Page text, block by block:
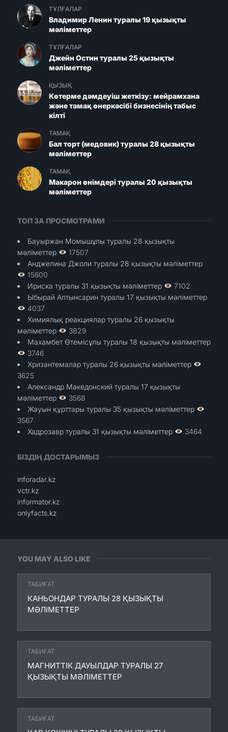
YOU MAY ALSO LIKE
ТАБИҒАТ
КАНЬОНДАР ТУРАЛЫ 28 ҚЫЗЫҚТЫ
МӘЛІМЕТТЕР
ТАБИҒАТ
МАГНИТТІК ДАУЫЛДАР ТУРАЛЫ 27
ҚЫЗЫҚТЫ МӘЛІМЕТТЕР
ТАБИҒАТ
ТҰЛҒАЛАР
Владимир Ленин туралы 19 қызықты
мәліметтер
ТҰЛҒАЛАР
Джейн Остин туралы 25 қызықты
мәліметтер
ҚЫЗЫҚ
Көтерме дәмдеуіш жеткізу: мейрамхана
және тамақ өнеркәсібі бизнесінің табыс
кілті
ТАМАҚ
Бал торт (медовик) туралы 28 қызықты
мәліметтер
ТАМАҚ
Макарон өнімдері туралы 20 қызықты
мәліметтер
ТОП ЗА ПРОСМОТРАМИ
Бауыржан Момышұлы туралы 28 қызықты
мәліметтер
17507
Анджелина Джоли туралы 28 қызықты мәліметтер
15600
Ириска туралы 31 қызықты мәліметтер
7102
Ыбырай Алтынсарин туралы 17 қызықты мәліметтер
4037
Химиялық реакциялар туралы 26 қызықты
мәліметтер
3829
Махамбет Өтемісұлы туралы 18 қызықты мәліметтер
3746
Хризантемалар туралы 26 қызықты мәліметтер
3625
Александр Македонский туралы 17 қызықты
мәліметтер
3568
Жауын құрттары туралы 35 қызықты мәліметтер
3567
Хадрозавр туралы 31 қызықты мәліметтер
3464
БІЗДІҢ ДОСТАРЫМЫЗ
inforadar.kz
vctr.kz
informator.kz
onlyfacts.kz